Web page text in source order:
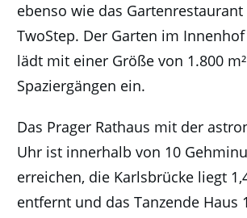
ebenso wie das
TwoStep. Der Garten im
lädt mit einer Größe von 1.800
Spaziergängen ein.
Das Prager Rathaus mit der
Uhr ist innerhalb von 10
erreichen, die Karlsbrücke liegt
entfernt und das Tanzende Haus